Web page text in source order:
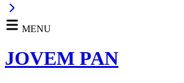
MENU
JOVEM PAN